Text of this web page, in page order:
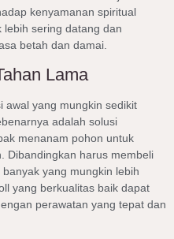
kenyamanan spiritual
sering datang dan
betah dan damai.
Lama
awal yang mungkin sedikit
adalah solusi
menanam pohon untuk
Dibandingkan harus membeli
yang mungkin lebih
yang berkualitas baik dapat
perawatan yang tepat dan